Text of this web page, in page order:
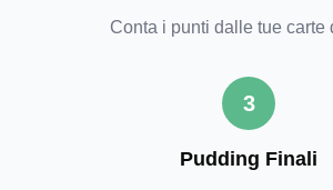
Conta i punti dalle tue carte
3
Pudding Finali